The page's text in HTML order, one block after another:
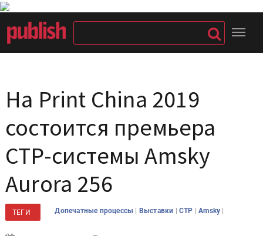
На Print China 2019
состоится премьера
CTP-системы Amsky
Aurora 256
ТЕГИ Допечатные процессы | Выставки |CTP |Amsky |